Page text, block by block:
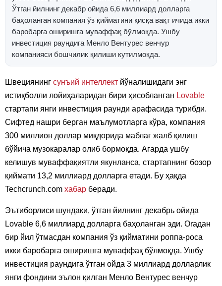
Ўтган йилнинг декабр ойида 6,6 миллиард долларга
баҳоланган компания ўз қийматини қисқа вақт ичида икки
баробарга оширишга муваффақ бўлмоқда. Ушбу
инвестиция раундига Менло Вентурес венчур
компанияси бошчилик қилиши кутилмоқда.
Швециянинг сунъий интеллект йўналишидаги энг
истиқболли лойиҳаларидан бири ҳисобланган Lovable
стартапи янги инвестиция раунди арафасида турибди.
Сифтед нашри берган маълумотларга кўра, компания
300 миллион доллар миқдорида маблағ жалб қилиш
бўйича музокаралар олиб бормоқда. Агарда ушбу
келишув муваффақиятли якунланса, стартапнинг бозор
қиймати 13,2 миллиард долларга етади. Бу ҳақда
Techcrunch.com хабар беради.
Эътиборлиси шундаки, ўтган йилнинг декабрь ойида
Lovable 6,6 миллиард долларга баҳоланган эди. Oraдан
бир йил ўтмасдан компания ўз қийматини роппа-роса
икки баробарга оширишга муваффақ бўлмоқда. Ушбу
инвестиция раундига ўтган ойда 3 миллиард долларлик
янги фондини эълон қилган Менло Вентурес венчур